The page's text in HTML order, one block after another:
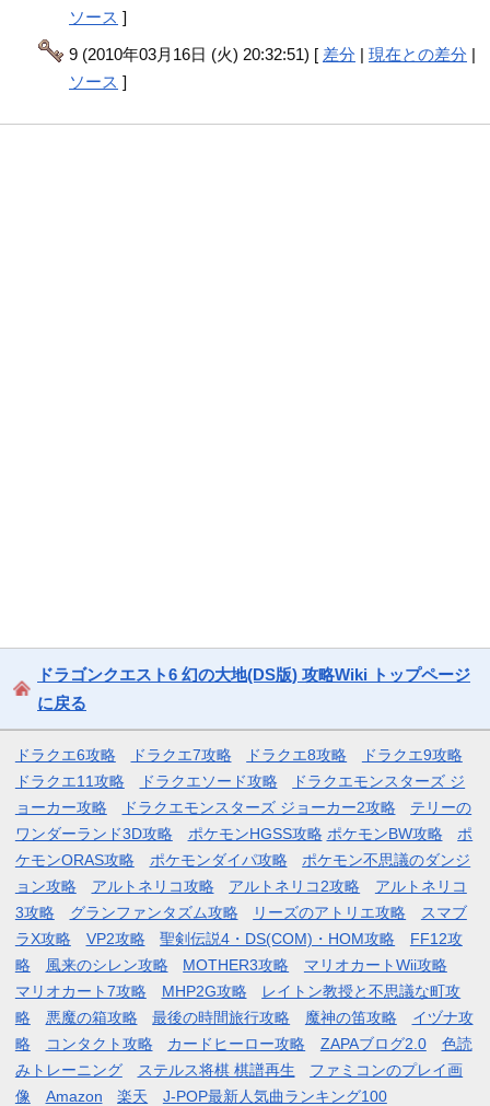
ソース ]
9 (2010年03月16日 (火) 20:32:51) [ 差分 |現在との差分 |
ソース ]
ドラゴンクエスト6 幻の大地(DS版) 攻略Wiki トップページ
に戻る
ドラクエ6攻略 ドラクエ7攻略 ドラクエ8攻略
ドラクエ9攻略
ドラクエ11攻略
ドラクエソード攻略
ドラクエモンスターズ ジ
ョーカー攻略
ドラクエモンスターズ ジョーカー2攻略
テリーの
ワンダーランド3D攻略
ポケモンHGSS攻略 ポケモンBW攻略
ポ
ケモンORAS攻略
ポケモンダイパ攻略
ポケモン不思議のダンジ
ョン攻略
アルトネリコ攻略 アルトネリコ2攻略
アルトネリコ
3攻略
グランファンタズム攻略 リーズのアトリエ攻略
スマブ
ラX攻略
VP2攻略 聖剣伝説4・DS(COM)・HOM攻略
FF12攻
略
風来のシレン攻略 MOTHER3攻略
マリオカートWii攻略
マリオカート7攻略
MHP2G攻略
レイトン教授と不思議な町攻
略
悪魔の箱攻略 最後の時間旅行攻略 魔神の笛攻略
イヅナ攻
略
コンタクト攻略 カードヒーロー攻略 ZAPAブログ2.0
色読
みトレーニング
ステルス将棋 棋譜再生
ファミコンのプレイ画
像
Amazon 楽天 J-POP最新人気曲ランキング100